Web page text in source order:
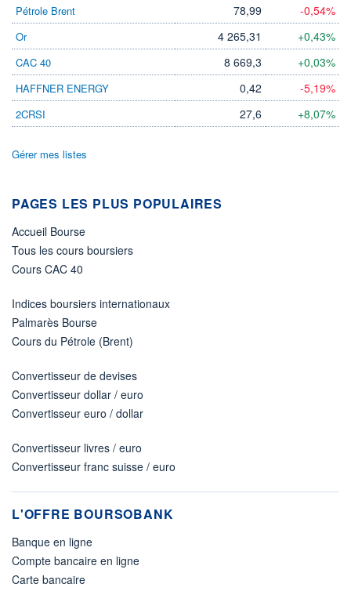
Pétrole Brent 78,99 -0,54%
Or 4 265,31 +0,43%
CAC 40 8 669,3 +0,03%
HAFFNER ENERGY 0,42 -5,19%
2CRSI 27,6 +8,07%
Gérer mes listes
PAGES LES PLUS POPULAIRES
Accueil Bourse
Tous les cours boursiers
Cours CAC 40
Indices boursiers internationaux
Palmarès Bourse
Cours du Pétrole (Brent)
Convertisseur de devises
Convertisseur dollar / euro
Convertisseur euro / dollar
Convertisseur livres / euro
Convertisseur franc suisse / euro
L'OFFRE BOURSOBANK
Banque en ligne
Compte bancaire en ligne
Carte bancaire